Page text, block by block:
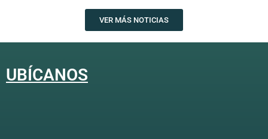
VER MÁS NOTICIAS
UBÍCANOS